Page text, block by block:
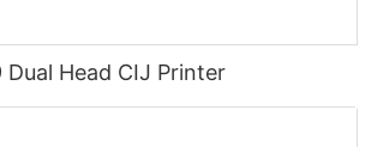
Dual Head CIJ Printer